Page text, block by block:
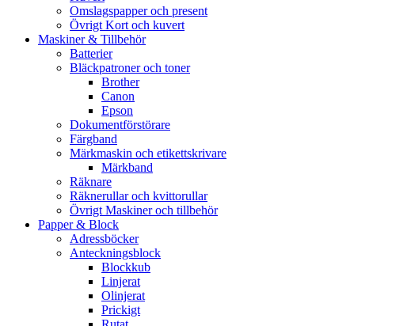
Omslagspapper och present
Övrigt Kort och kuvert
Maskiner & Tillbehör
Batterier
Bläckpatroner och toner
Brother
Canon
Epson
Dokumentförstörare
Färgband
Märkmaskin och etikettskrivare
Märkband
Räknare
Räknerullar och kvittorullar
Övrigt Maskiner och tillbehör
Papper & Block
Adressböcker
Anteckningsblock
Blockkub
Linjerat
Olinjerat
Prickigt